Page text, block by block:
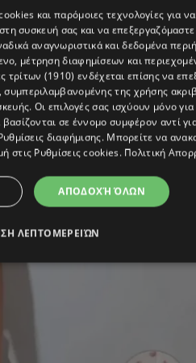
και παρόμοιες τεχνολογίες για
συσκευή σας και να
αναγνωριστικά και δεδομένα
μέτρηση διαφημίσεων και
τρίτων (1910) ενδέχεται επίσης να
συμπεριλαμβανομένης της χρήσης
Οι επιλογές σας ισχύουν μόνο
σε έννομο συμφέρον αντί
διαφήμισης. Μπορείτε να
στις Ρυθμίσεις cookies. Πολιτική
ΑΠΟΔΟΧΉ ΌΛΩΝ
ΛΕΠΤΟΜΕΡΕΙΏΝ